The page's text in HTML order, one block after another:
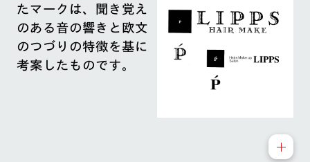
たマークは、聞き覚え
のある音の響きと欧文
のつづりの特徴を基に
考案したものです。